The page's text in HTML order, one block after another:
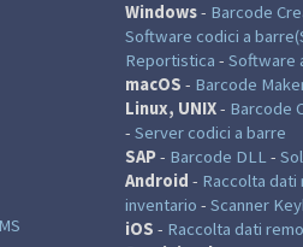
Windows- Barcode
Software codici a
Reportistica - Software
macOS - Barcode
Linux, UNIX- Barcode
- Server codici a barre
SAP- Barcode DLL-
Android - Raccolta dati
inventario - Scanner
iOS - Raccolta dati